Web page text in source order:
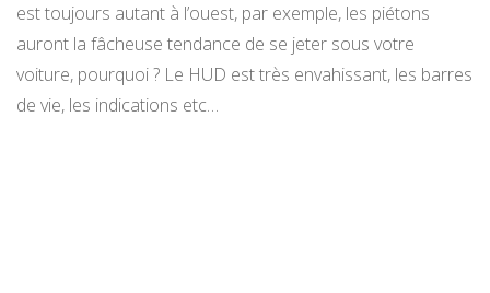
est toujours autant à l’ouest, par exemple, les piétons
auront la fâcheuse tendance de se jeter sous votre
voiture, pourquoi ? Le HUD est très envahissant, les barres
de vie, les indications etc…